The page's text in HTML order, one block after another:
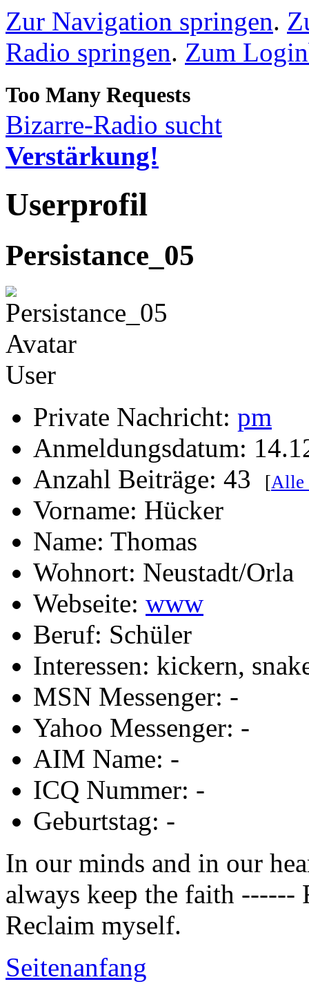
Zur Navigation springen.
Radio springen. Zum
Bizarre-Radio sucht
Verstärkung!
Userprofil
Persistance_05
User
Private Nachricht: pm
Anmeldungsdatum:
Anzahl Beiträge: 43
[Alle
Vorname: Hücker
Name: Thomas
Wohnort: Neustadt/Orla
Webseite: www
Beruf: Schüler
Interessen: kickern,
MSN Messenger: -
Yahoo Messenger: -
AIM Name: -
ICQ Nummer: -
Geburtstag: -
In our minds and in our
always keep the faith ------
Reclaim myself.
Seitenanfang